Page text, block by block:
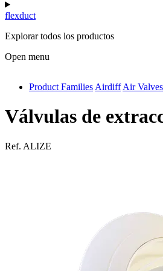
flexduct
Explorar todos los productos
Open menu
antivib
isolfix
Product Families Airdiff Air Valves
Válvulas de
Ref. ALIZE